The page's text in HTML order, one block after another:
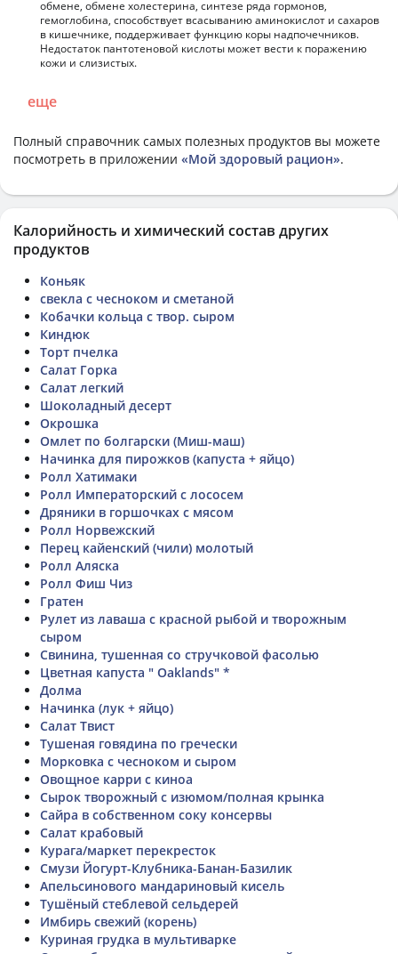
обмене, обмене холестерина, синтезе ряда гормонов,
гемоглобина, способствует всасыванию аминокислот и сахаров
в кишечнике, поддерживает функцию коры надпочечников.
Недостаток пантотеновой кислоты может вести к поражению
кожи и слизистых.
еще
Полный справочник самых полезных продуктов вы можете
посмотреть в приложении «Мой здоровый рацион».
Калорийность и химический состав других
продуктов
Коньяк
свекла с чесноком и сметаной
Кобачки кольца с твор. сыром
Киндюк
Торт пчелка
Салат Горка
Салат легкий
Шоколадный десерт
Окрошка
Омлет по болгарски (Миш-маш)
Начинка для пирожков (капуста + яйцо)
Ролл Хатимаки
Ролл Императорский с лососем
Дряники в горшочках с мясом
Ролл Норвежский
Перец кайенский (чили) молотый
Ролл Аляска
Ролл Фиш Чиз
Гратен
Рулет из лаваша с красной рыбой и творожным
сыром
Свинина, тушенная со стручковой фасолью
Цветная капуста " Oaklands" *
Долма
Начинка (лук + яйцо)
Салат Твист
Тушеная говядина по гречески
Морковка с чесноком и сыром
Овощное карри с киноа
Сырок творожный с изюмом/полная крынка
Сайра в собственном соку консервы
Салат крабовый
Курага/маркет перекресток
Смузи Йогурт-Клубника-Банан-Базилик
Апельсинового мандариновый кисель
Тушёный стеблевой сельдерей
Имбирь свежий (корень)
Куриная грудка в мультиварке